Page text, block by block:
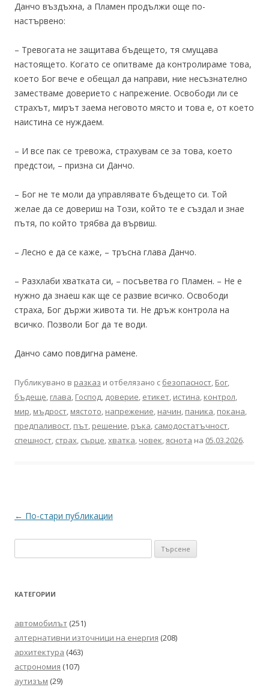
Данчо въздъхна, а Пламен продължи още по-
настървено:
– Тревогата не защитава бъдещето, тя смущава
настоящето. Когато се опитваме да контролираме това,
което Бог вече е обещал да направи, ние несъзнателно
заместваме доверието с напрежение. Освободи ли се
страхът, мирът заема неговото място и това е, от което
наистина се нуждаем.
– И все пак се тревожа, страхувам се за това, което
предстои, – призна си Данчо.
– Бог не те моли да управлявате бъдещето си. Той
желае да се довериш на Този, който те е създал и знае
пътя, по който трябва да вървиш.
– Лесно е да се каже, – тръсна глава Данчо.
– Разхлаби хватката си, – посъветва го Пламен. – Не е
нужно да знаеш как ще се развие всичко. Освободи
страха, Бог държи живота ти. Не дръж контрола на
всичко. Позволи Бог да те води.
Данчо само повдигна рамене.
Публикувано в разказ и отбелязано с безопасност, Бог,
бъдеще, глава, Господ, доверие, етикет, истина, контрол,
мир, мъдрост, мястото, напрежение, начин, паника, покана,
предпаливост, път, решение, ръка, самодостатъчност,
спешност, страх, сърце,хватка, човек,яснота на 05.03.2026.
Навигация
← По-стари публикации
за:
КАТЕГОРИИ
автомобилът (251)
алтернативни източници на енергия (208)
архитектура (463)
астрономия (107)
аутизъм (29)